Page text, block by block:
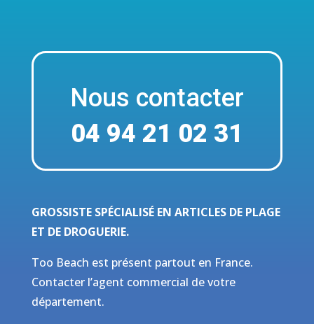
Nous contacter
04 94 21 02 31
GROSSISTE SPÉCIALISÉ EN ARTICLES DE PLAGE
ET DE DROGUERIE.
Too Beach est présent partout en France.
Contacter l’agent commercial de votre
département.